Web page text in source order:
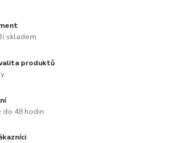
skladem
produktů
48 hodin